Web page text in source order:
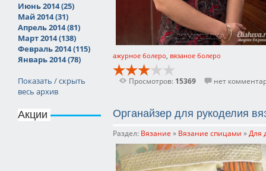
Июнь 2014 (25)
Май 2014 (31)
Апрель 2014 (81)
Март 2014 (138)
Февраль 2014 (115)
Январь 2014 (78)
Показать / скрыть
весь архив
Акции
ажурное болеро вязаное болеро
Просмотров: 15369 нет
Органайзер для рукоделия
Раздел: Вязание » Вязание спицами » Для